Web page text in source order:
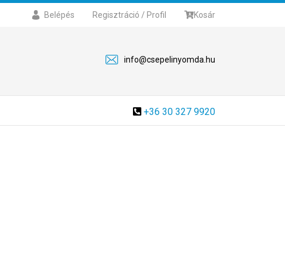
Belépés Regisztráció / Profil Kosár
info@csepelinyomda.hu
+36 30 327 9920